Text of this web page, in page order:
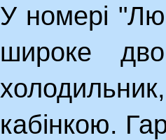
У номері
широке
кабінкою.